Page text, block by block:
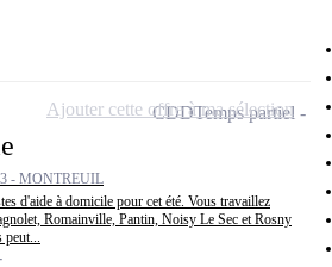
- MONTREUIL
d'aide à domicile pour cet été. Vous travaillez
Romainville, Pantin, Noisy Le Sec et Rosny
peut...
CDDTemps partiel
Ajouter cette offre à ma sélection